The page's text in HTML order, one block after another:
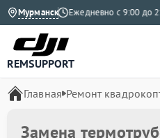
Мурманск
на Яндекс Ежедневно с 9:00 до
REMSUPPORT
Главная Ремонт
Замена